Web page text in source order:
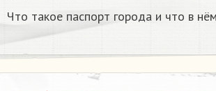
Что такое паспорт города и что в